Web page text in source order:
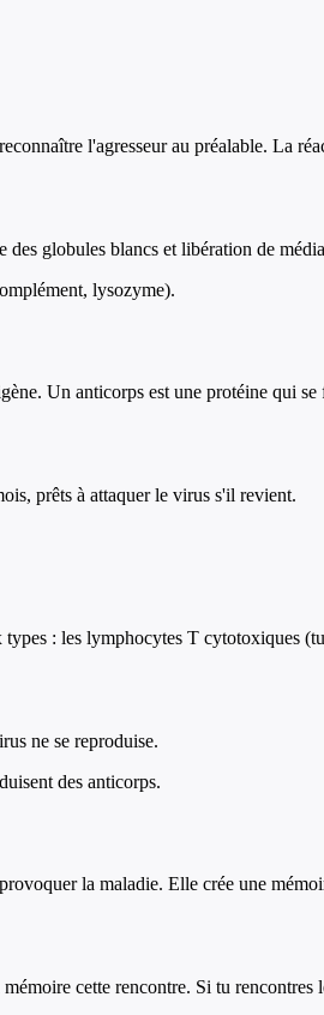
l'agresseur au préalable. La
globules blancs et libération de
lysozyme).
Un anticorps est une protéine qui
prêts à attaquer le virus s'il revient.
: les lymphocytes T cytotoxiques
ne se reproduise.
des anticorps.
la maladie. Elle crée une
cette rencontre. Si tu rencontres